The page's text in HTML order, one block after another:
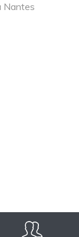
Nantes